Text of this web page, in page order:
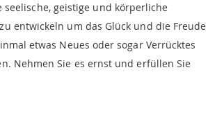
geistige und körperliche
entwickeln um das Glück und die Freude
etwas Neues oder sogar Verrücktes
Nehmen Sie es ernst und erfüllen Sie